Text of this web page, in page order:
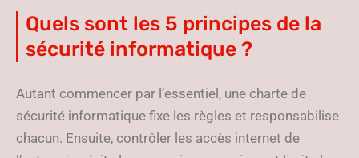
Quels sont les 5 principes de la
sécurité informatique ?
Autant commencer par l’essentiel, une charte de
sécurité informatique fixe les règles et responsabilise
chacun. Ensuite, contrôler les accès internet de